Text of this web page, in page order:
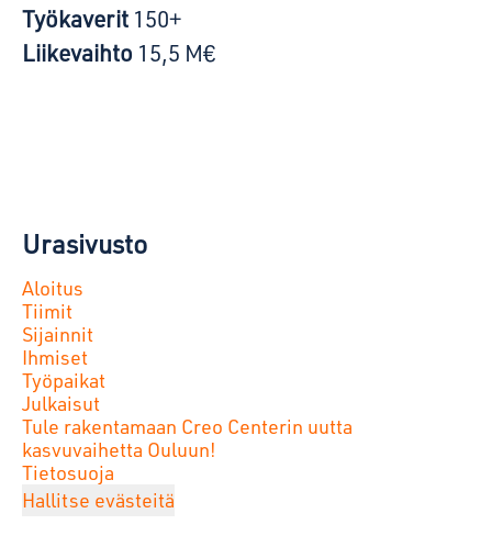
Työkaverit 150+
Liikevaihto 15,5 M€
Urasivusto
Aloitus
Tiimit
Sijainnit
Ihmiset
Työpaikat
Julkaisut
Tule rakentamaan Creo Centerin uutta
kasvuvaihetta Ouluun!
Tietosuoja
Hallitse evästeitä